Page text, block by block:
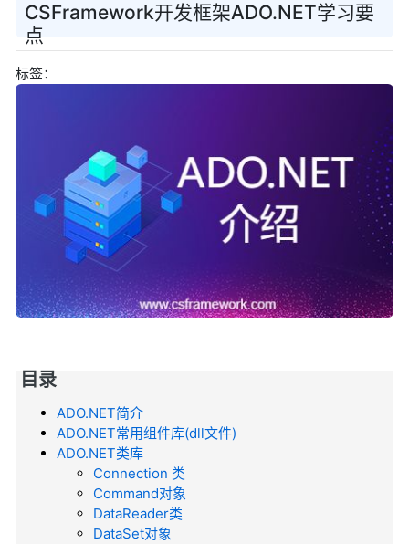
CSFramework开发框架ADO.NET学习要
点
标签：
目录
ADO.NET简介
ADO.NET常用组件库(dll文件)
ADO.NET类库
Connection 类
Command对象
DataReader类
DataSet对象